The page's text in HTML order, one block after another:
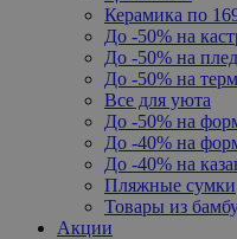
Керамика по
До -50% на
До -50% на
До -50% на
Все для уюта
До -50% на
До -40% на
До -40% на
Пляжные сумки
Товары из
Акции